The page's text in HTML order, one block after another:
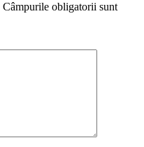
Câmpurile obligatorii sunt